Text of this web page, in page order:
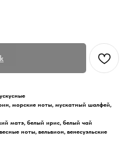
морские ноты, мускатный шалфей,
матэ, белый ирис, белый чай
ноты, вельвион, венесуэльские